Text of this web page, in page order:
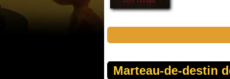
Marteau-de-destin